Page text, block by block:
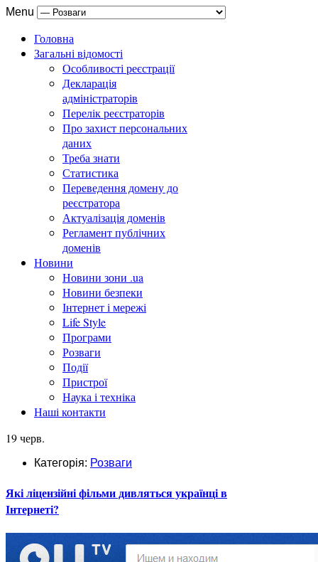
Menu
Головна
Загальні відомості
Особливості реєстрації
Декларація
адміністраторів
Перелік реєстраторів
Про захист персональних
даних
Треба знати
Статистика
Переведення домену до
реєстратора
Актуалізація доменів
Регламент публічних
доменів
Новини
Новини зони .ua
Новини безпеки
Інтернет і мережі
Life Style
Програми
Розваги
Події
Пристрої
Наука і техніка
Наші контакти
19 черв.
Категорія: Розваги
Які ліцензійні фільми дивляться українці в
Інтернеті?